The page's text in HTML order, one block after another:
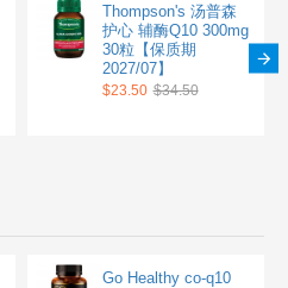
Thompson's 汤普森
护心 辅酶Q10 300mg
30粒【保质期
2027/07】
$23.50 $34.50
Go Healthy co-q10